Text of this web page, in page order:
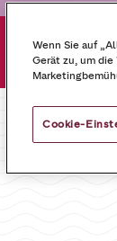
Ihre
Wenn Sie auf
Gerät zu, um
Cookie-